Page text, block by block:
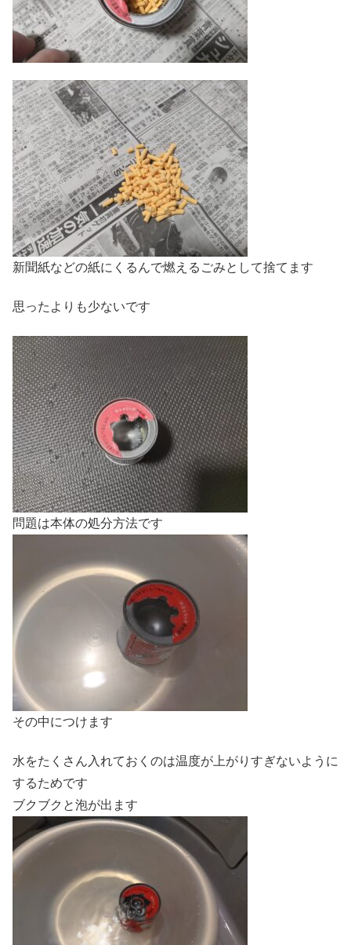
新聞紙などの紙にくるんで燃えるごみとして捨てます
思ったよりも少ないです
問題は本体の処分方法です
その中につけます
水をたくさん入れておくのは温度が上がりすぎないように
するためです
ブクブクと泡が出ます